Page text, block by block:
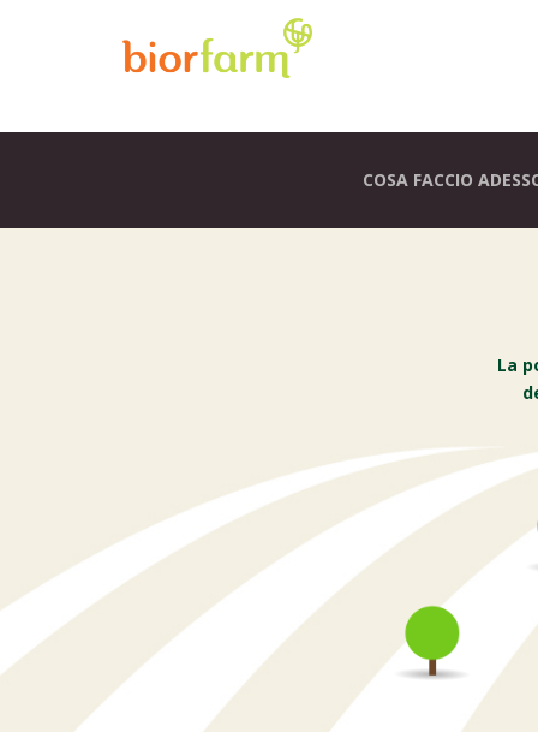
COSA FACCIO
La